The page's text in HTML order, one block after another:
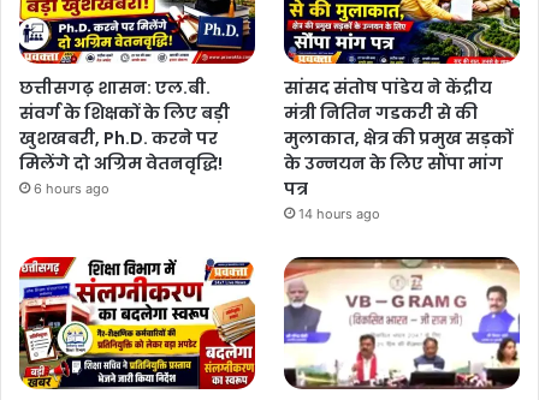
छत्तीसगढ़ शासन: एल.बी.
संवर्ग के शिक्षकों के लिए बड़ी
खुशखबरी, Ph.D. करने पर
मिलेंगे दो अग्रिम वेतनवृद्धि!
6 hours ago
सांसद संतोष पांडेय ने केंद्रीय
मंत्री नितिन गडकरी से की
मुलाकात, क्षेत्र की प्रमुख सड़कों
के उन्नयन के लिए सौंपा मांग
पत्र
14 hours ago